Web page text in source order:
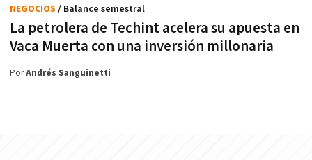
La petrolera de Techint acelera su apuesta en
Vaca Muerta con una inversión millonaria
NEGOCIOS / Balance semestral
PorAndrés Sanguinetti